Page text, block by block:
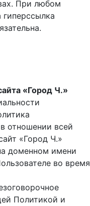
При любом
гиперссылка
«Город Ч.»
отношении всей
«Город Ч.»
доменном имени
во время
Политикой и